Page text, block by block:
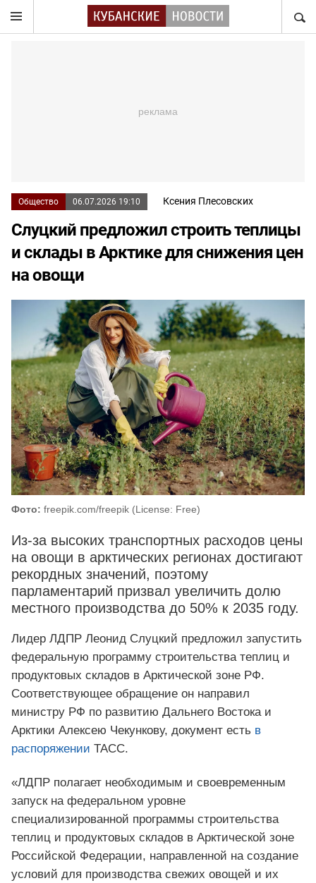
Общество 06.07.2026 19:10 Ксения Плесовских
Слуцкий предложил строить теплицы
и склады в Арктике для снижения цен
на овощи
Фото: freepik.com/freepik (License: Free)
Из-за высоких транспортных расходов цены
на овощи в арктических регионах достигают
рекордных значений, поэтому
парламентарий призвал увеличить долю
местного производства до 50% к 2035 году.
Лидер ЛДПР Леонид Слуцкий предложил запустить
федеральную программу строительства теплиц и
продуктовых складов в Арктической зоне РФ.
Соответствующее обращение он направил
министру РФ по развитию Дальнего Востока и
Арктики Алексею Чекункову, документ есть в
распоряжении ТАСС.
«ЛДПР полагает необходимым и своевременным
запуск на федеральном уровне
специализированной программы строительства
теплиц и продуктовых складов в Арктической зоне
Российской Федерации, направленной на создание
условий для производства свежих овощей и их